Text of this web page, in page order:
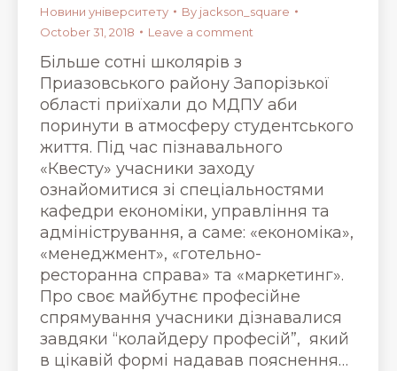
Новини університету By jackson_square
October 31, 2018
Leave a comment
Більше сотні школярів з
Приазовського району Запорізької
області приїхали до МДПУ аби
поринути в атмосферу студентського
життя. Під час пізнавального
«Квесту» учасники заходу
ознайомитися зі спеціальностями
кафедри економіки, управління та
адміністрування, а саме: «економіка»,
«менеджмент», «готельно-
ресторанна справа» та «маркетинг».
Про своє майбутнє професійне
спрямування учасники дізнавалися
завдяки “колайдеру професій”, який
в цікавій формі надавав пояснення…